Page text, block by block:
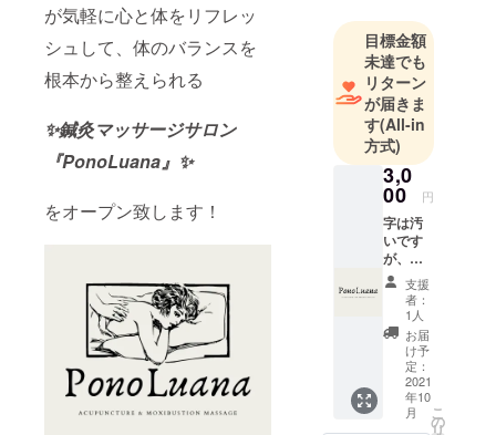
が気軽に心と体をリフレッ
シュして、体のバランスを
根本から整えられる
✨鍼灸マッサージサロン
『PonoLuana』✨
をオープン致します！
目標金額
未達でも
リターン
が届きま
す(All-in
方式)
3,0
00 円
字は汚
いです
が、心
を込め
たお手
紙をお
届けい
たしま
す。
支援
者：
1人
お届
け予
定：
2021
年10
月
こ
の
リ